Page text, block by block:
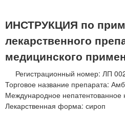
ИНСТРУКЦИЯ по
лекарственного
медицинского
Регистрационный номер: ЛП
Торговое название препарата:
Международное непатентованное
Лекарственная форма: сироп